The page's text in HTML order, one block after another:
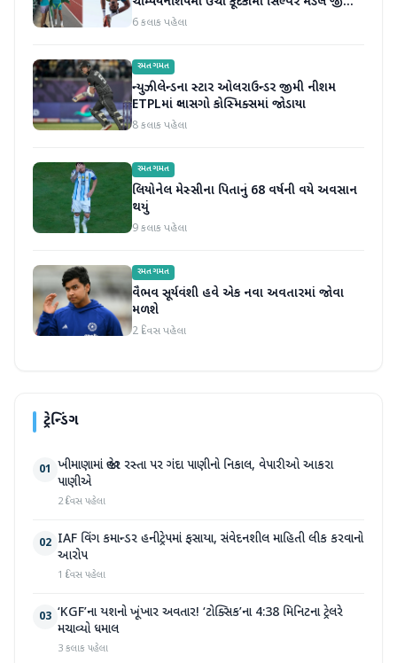
ઇતિહાસ રચ્યો
6 કલાક પહેલા
રમતગમત
ન્યુઝીલેન્ડના સ્ટાર ઓલરાઉન્ડર જીમી નીશમ
ETPLમાં ગ્લાસગો કોસ્મિક્સમાં જોડાયા
8 કલાક પહેલા
રમતગમત
લિયોનેલ મેસ્સીના પિતાનું 68 વર્ષની વયે અવસાન
થયું
9 કલાક પહેલા
રમતગમત
વૈભવ સૂર્યવંશી હવે એક નવા અવતારમાં જોવા
મળશે
2 દિવસ પહેલા
ટ્રેન્ડિંગ
01 ખીમાણામાં જાહેર રસ્તા પર ગંદા પાણીનો નિકાલ, વેપારીઓ આકરા
પાણીએ
2 દિવસ પહેલા
02 IAF વિંગ કમાન્ડર હનીટ્રેપમાં ફસાયા, સંવેદનશીલ માહિતી લીક કરવાનો
આરોપ
1 દિવસ પહેલા
03 ‘KGF’ના યશનો ખૂંખાર અવતાર! ‘ટોક્સિક’ના 4:38 મિનિટના ટ્રેલરે
મચાવ્યો ધમાલ
3 કલાક પહેલા